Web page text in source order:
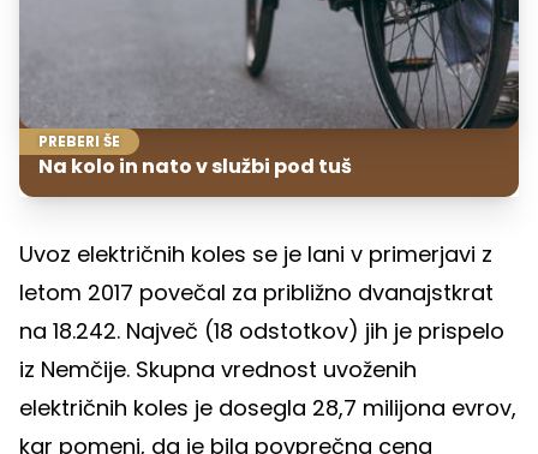
PREBERI ŠE
Na kolo in nato v službi pod tuš
Uvoz električnih koles se je lani v primerjavi z
letom 2017 povečal za približno dvanajstkrat
na 18.242. Največ (18 odstotkov) jih je prispelo
iz Nemčije. Skupna vrednost uvoženih
električnih koles je dosegla 28,7 milijona evrov,
kar pomeni, da je bila povprečna cena